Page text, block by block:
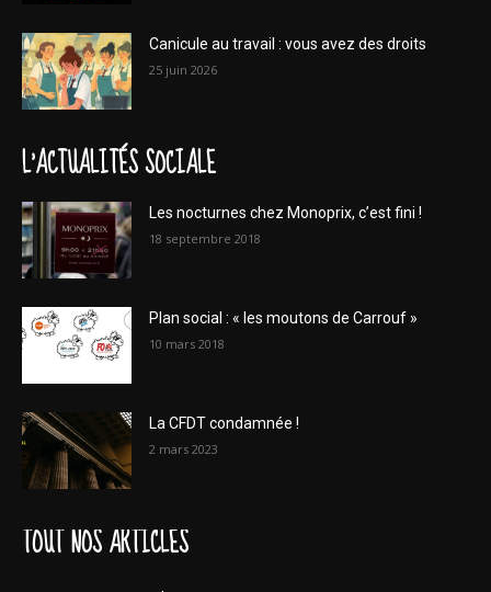
Canicule au travail : vous avez des droits
25 juin 2026
L'ACTUALITÉS SOCIALE
Les nocturnes chez Monoprix, c’est fini !
18 septembre 2018
Plan social : « les moutons de Carrouf »
10 mars 2018
La CFDT condamnée !
2 mars 2023
TOUT NOS ARTICLES